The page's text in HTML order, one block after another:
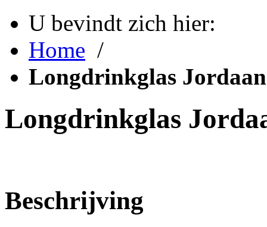
U bevindt zich hier:
Home /
Longdrinkglas Jordaan
Longdrinkglas
Beschrijving